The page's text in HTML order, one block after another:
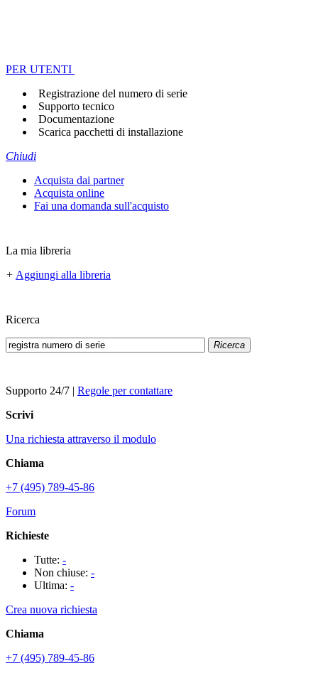
PER UTENTI
Registrazione del numero di serie
Supporto tecnico
Documentazione
Scarica pacchetti di installazione
Chiudi
Acquista dai partner
Acquista online
Fai una domanda sull'acquisto
La mia libreria
+ Aggiungi alla libreria
Ricerca
Ricerca
Supporto 24/7 | Regole per contattare
Scrivi
Una richiesta attraverso il modulo
Chiama
+7 (495) 789-45-86
Forum
Richieste
Tutte: -
Non chiuse: -
Ultima: -
Crea nuova richiesta
Chiama
+7 (495) 789-45-86